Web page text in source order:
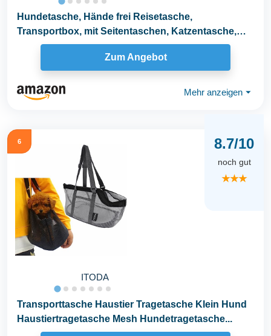
Hundetasche, Hände frei Reisetasche,
Transportbox, mit Seitentaschen, Katzentasche,
Zum Angebot
Mehr anzeigen ⏷
6
ITODA
8.7/10
noch gut
★★★
Transporttasche Haustier Tragetasche Klein Hund
Haustiertragetasche Mesh Hundetragetasche...